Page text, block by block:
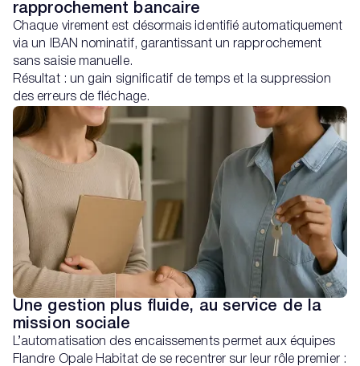
rapprochement bancaire
Chaque virement est désormais identifié automatiquement
via un IBAN nominatif, garantissant un rapprochement
sans saisie manuelle.
Résultat : un gain significatif de temps et la suppression
des erreurs de fléchage.
Une gestion plus fluide, au service de la
mission sociale
L’automatisation des encaissements permet aux équipes
Flandre Opale Habitat de se recentrer sur leur rôle premier :